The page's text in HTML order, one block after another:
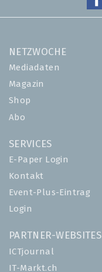
NETZWOCHE
Mediadaten
Magazin
Shop
Abo
SERVICES
E-Paper Login
Kontakt
Event-Plus-Eintrag
Login
PARTNER-WEBSITES
ICTjournal
IT-Markt.ch